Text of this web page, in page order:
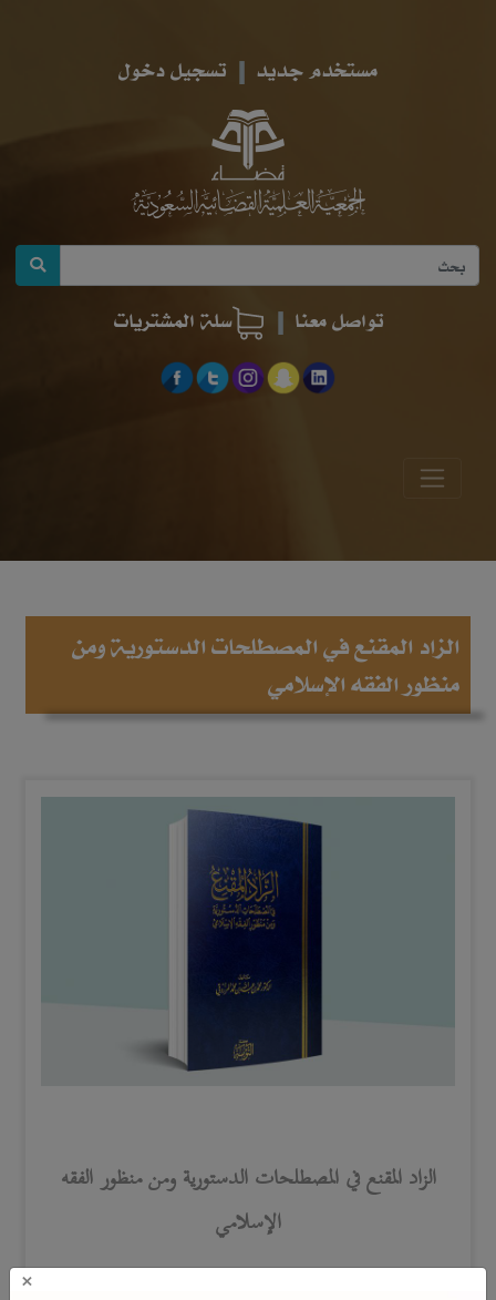
مستخدم جديد تسجيل دخول
تواصل معنا سلة المشتريات
الزاد المقنع في المصطلحات الدستورية ومن
منظور الفقه الإسلامي
الزاد المقنع في المصطلحات الدستورية ومن منظور الفقه
الإسلامي
×